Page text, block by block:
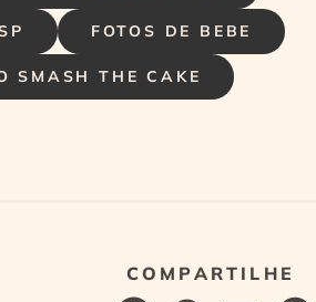
FOTOS DE BEBE
SMASH THE CAKE